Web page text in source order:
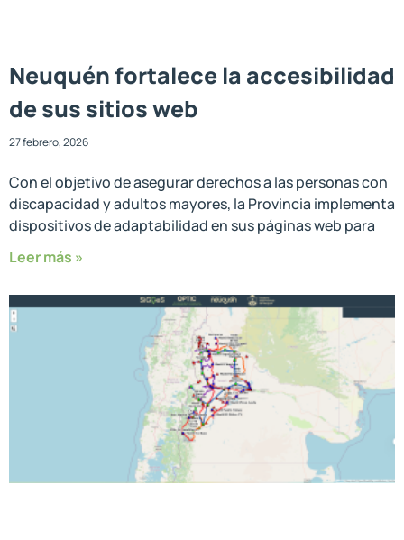
Neuquén fortalece la accesibilidad
de sus sitios web
27 febrero, 2026
Con el objetivo de asegurar derechos a las personas con
discapacidad y adultos mayores, la Provincia implementa
dispositivos de adaptabilidad en sus páginas web para
Leer más »